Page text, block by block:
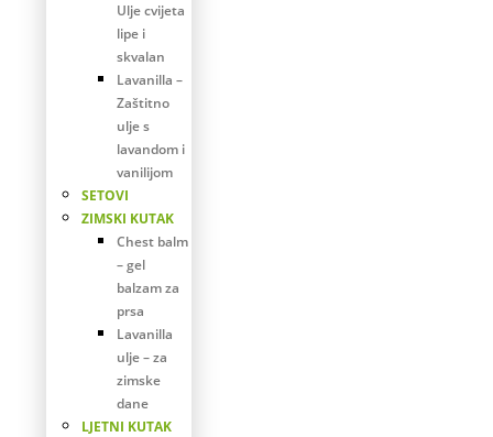
Ulje cvijeta
lipe i
skvalan
Lavanilla –
Zaštitno
ulje s
lavandom i
vanilijom
SETOVI
ZIMSKI KUTAK
Chest balm
– gel
balzam za
prsa
Lavanilla
ulje – za
zimske
dane
LJETNI KUTAK